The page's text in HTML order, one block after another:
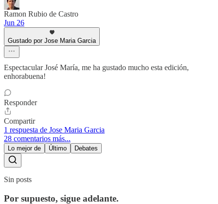
Ramon Rubio de Castro
Jun 26
Gustado por Jose Maria Garcia
Espectacular José María, me ha gustado mucho esta edición,
enhorabuena!
Responder
Compartir
1 respuesta de Jose Maria Garcia
28 comentarios más...
Lo mejor de Último Debates
Sin posts
Por supuesto, sigue adelante.